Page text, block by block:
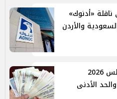
«أدنوك»
والأردن
موعد صرف مرتبات أغسطس 2026
الأدنى